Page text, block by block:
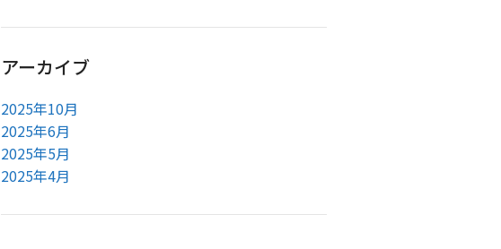
アーカイブ
2025年10月
2025年6月
2025年5月
2025年4月